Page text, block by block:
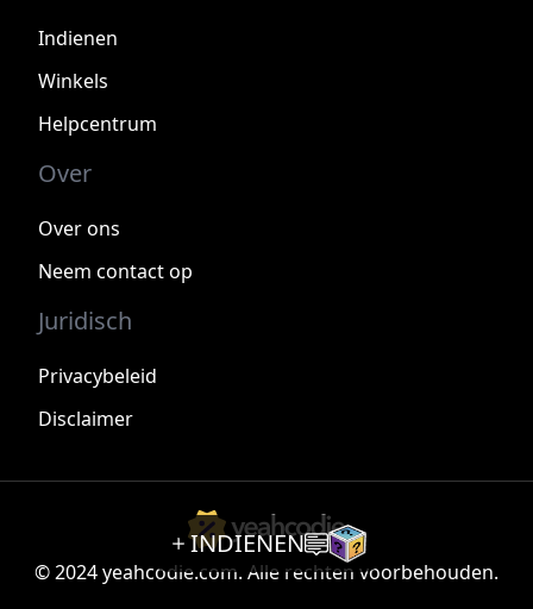
INDIENEN
Indienen
Winkels
Helpcentrum
Over
Over ons
Neem contact op
Juridisch
Privacybeleid
Disclaimer
© 2024 yeahcodie.com. Alle rechten voorbehouden.